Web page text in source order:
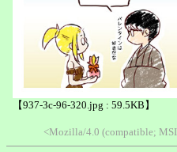
【937-3c-96-320.jpg : 59.5KB】
<Mozilla/4.0 (compatible;